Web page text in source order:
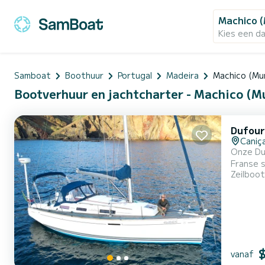
Machico
Kies een
Samboat Boothuur Portugal Madeira Machico
Bootverhuur en jachtcharter - Machico
Onze
Franse
voet pakket. Met zijn ruime cockpit, stabiele rompontwerp en
Zeilboot
vanaf